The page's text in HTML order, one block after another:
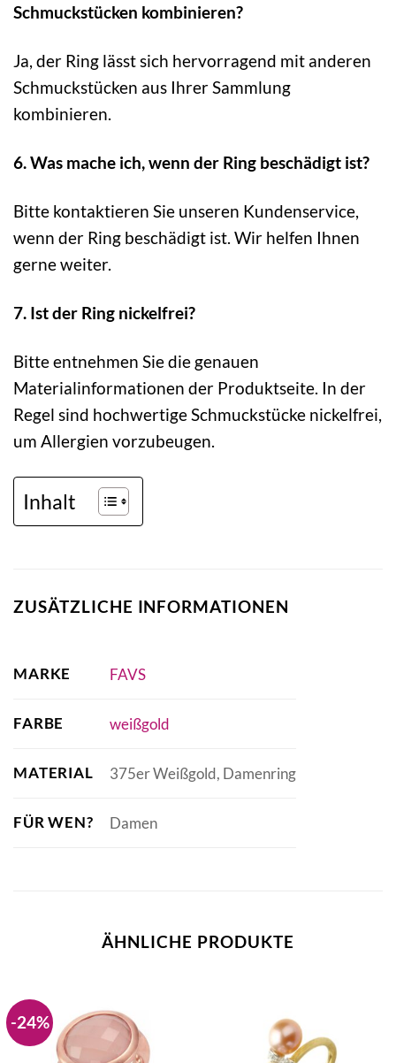
Schmuckstücken kombinieren?
Ja, der Ring lässt sich hervorragend mit anderen
Schmuckstücken aus Ihrer Sammlung
kombinieren.
6. Was mache ich, wenn der Ring beschädigt ist?
Bitte kontaktieren Sie unseren Kundenservice,
wenn der Ring beschädigt ist. Wir helfen Ihnen
gerne weiter.
7. Ist der Ring nickelfrei?
Bitte entnehmen Sie die genauen
Materialinformationen der Produktseite. In der
Regel sind hochwertige Schmuckstücke nickelfrei,
um Allergien vorzubeugen.
Inhalt
ZUSÄTZLICHE INFORMATIONEN
MARKE FAVS
FARBE weißgold
MATERIAL 375er Weißgold, Damenring
FÜR WEN? Damen
ÄHNLICHE PRODUKTE
-24%